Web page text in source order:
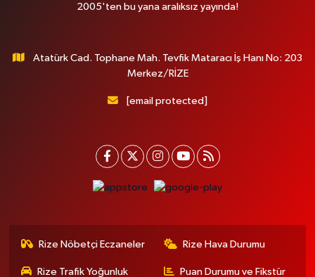
2005'ten bu yana aralıksız yayında!
Atatürk Cad. Tophane Mah. Tevfik Mataracı İş Hanı No: 203
Merkez/RİZE
[email protected]
Rize Nöbetçi Eczaneler Rize Hava Durumu
Rize Trafik Yoğunluk Puan Durumu ve Fikstür